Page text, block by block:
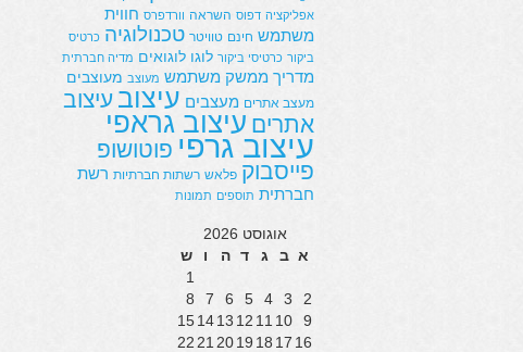
אפליקציה דפוס השראה וורדפרס חווית
משתמש חינם טוויטר טכנולוגיה כרטיס
ביקור כרטיסי ביקור לוגו לוגואים מדיה חברתית
מדריך ממשק משתמש מעוצב מעוצבים
מעצב אתרים מעצבים עיצוב עיצוב
אתרים עיצוב גראפי
עיצוב גרפי פוטושופ
פייסבוק פלאש רשתות חברתיות רשת
חברתית תוספים תמונות
אוגוסט 2026
א ב ג ד ה ו
ש
1
2
3
4
5
6
7
8
9
10
11
12
13
14
15
16
17
18
19
20
21
22